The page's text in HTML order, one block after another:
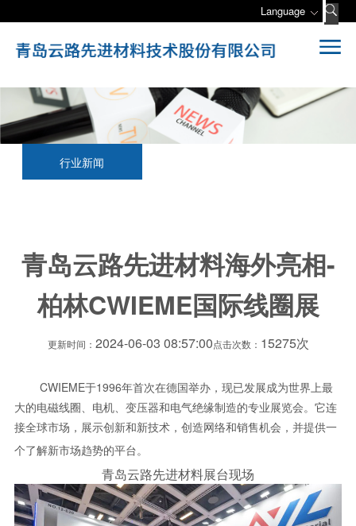
Language
行业新闻
青岛云路先进材料海外亮相-
柏林CWIEME国际线圈展
更新时间： 2024-06-03 08:57:00点击次数： 15275次
CWIEME于1996年首次在德国举办，现已发展成为世界上最
大的电磁线圈、电机、变压器和电气绝缘制造的专业展览会。它连
接全球市场，展示创新和新技术，创造网络和销售机会，并提供一
个了解新市场趋势的平台。
青岛云路先进材料展台现场